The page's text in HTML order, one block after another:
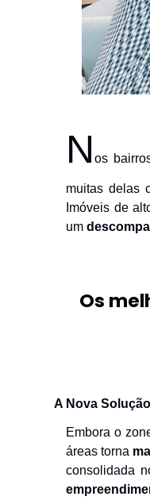
N os
muitas delas
Imóveis de
um
Os
A Nova
Embora o
áreas torna